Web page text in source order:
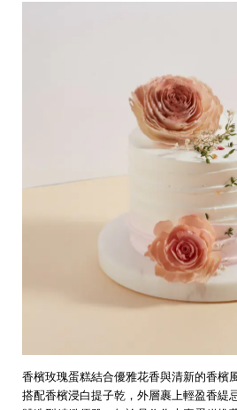
香檳玫瑰蛋糕結合優雅花香與清新的香檳
搭配香檳浸白提子乾，外層裹上輕盈香緹